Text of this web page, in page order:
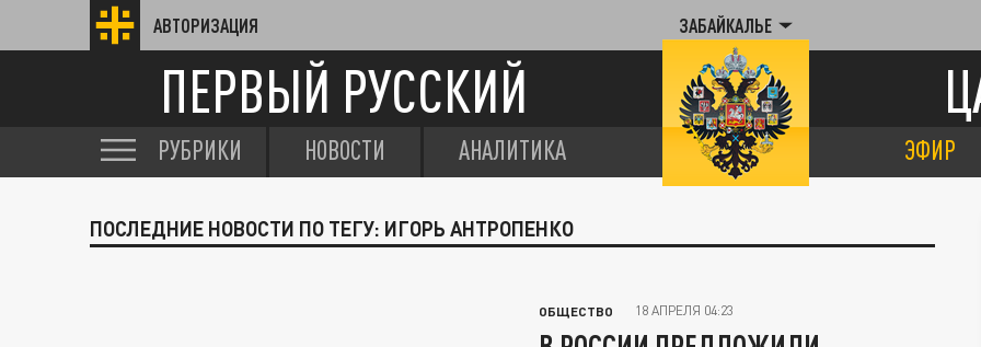
АВТОРИЗАЦИЯ ЗАБАЙКАЛЬЕ
ПЕРВЫЙ РУССКИЙ
РУБРИКИ НОВОСТИ АНАЛИТИКА ЭФИР
ПОСЛЕДНИЕ НОВОСТИ ПО ТЕГУ: ИГОРЬ АНТРОПЕНКО
ОБЩЕСТВО 18 АПРЕЛЯ 04:23